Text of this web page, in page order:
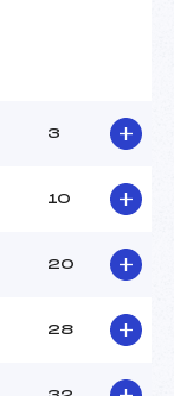
3
10
20
28